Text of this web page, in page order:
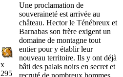
x
295
Une proclamation de
souveraineté est arrivée au
château. Hector le Ténébreux et
Barnabas son frère exigent un
domaine de montagne tout
entier pour y établir leur
nouveau territoire. Ils y ont déjà
bâti des palais noirs en secret et
recruté de nombreux hommes